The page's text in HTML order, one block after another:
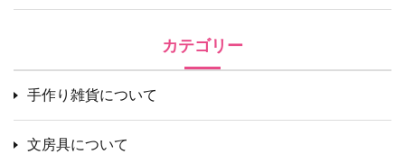
カテゴリー
手作り雑貨について
文房具について